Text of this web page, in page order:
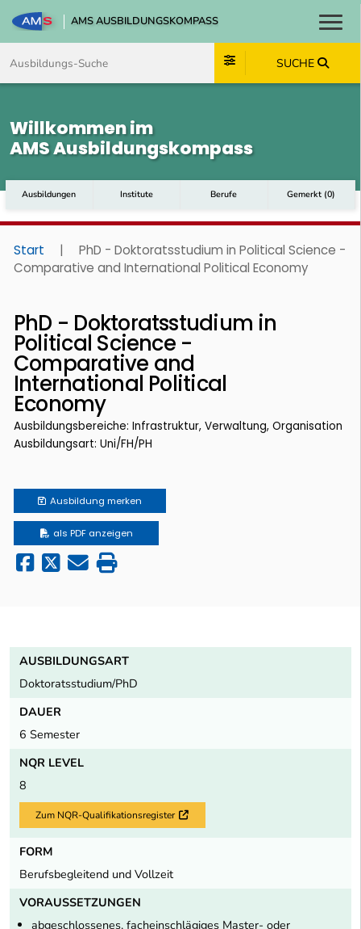
AMS AUSBILDUNGSKOMPASS
SUCHE
Willkommen im
AMS Ausbildungskompass
Ausbildungen Institute Berufe Gemerkt (0)
Start |
PhD - Doktoratsstudium in Political Science -
Comparative and International Political Economy
PhD - Doktoratsstudium in
Political Science -
Comparative and
International Political
Economy
Ausbildungsbereiche: Infrastruktur, Verwaltung, Organisation
Ausbildungsart: Uni/FH/PH
Ausbildung merken
als PDF anzeigen
AUSBILDUNGSART
Doktoratsstudium/PhD
DAUER
6 Semester
NQR LEVEL
8
Zum NQR-Qualifikationsregister Externer Link
FORM
Berufsbegleitend und Vollzeit
VORAUSSETZUNGEN
abgeschlossenes, facheinschlägiges Master- oder